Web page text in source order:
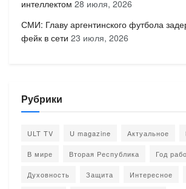
интеллектом 28 июля, 2026
СМИ: Главу аргентинского футбола
фейк в сети 23 июля, 2026
Рубрики
ULT TV U magazine Актуальное
В мире Вторая Республика Год
Духовность Защита Интересное